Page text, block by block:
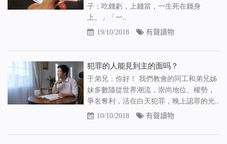
子；吃錢虧，上錢當，一生死在錢身
上。」「一..
19/10/2018 有聲讀物
犯罪的人能見到主的面吗？
于弟兄：你好！ 我們教會的同工和弟兄姊
妹多數隨從世界潮流，崇尚地位、權勢，
爭名奪利，活在白天犯罪，晚上認罪的光..
10/10/2018 有聲讀物